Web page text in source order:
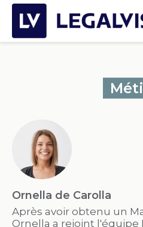
Ornella de Carolla
Après avoir obtenu un
Ornella a rejoint l'équipe